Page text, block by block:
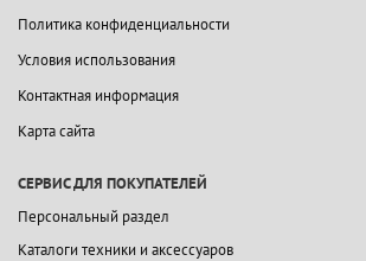
Политика конфиденциальности
Условия использования
Контактная информация
Карта сайта
СЕРВИС ДЛЯ ПОКУПАТЕЛЕЙ
Персональный раздел
Каталоги техники и аксессуаров